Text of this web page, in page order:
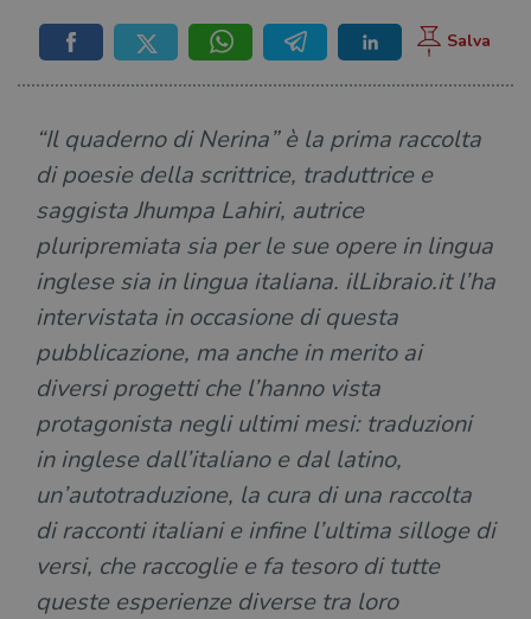
“Il quaderno di Nerina” è la prima raccolta
di poesie della scrittrice, traduttrice e
saggista Jhumpa Lahiri, autrice
pluripremiata sia per le sue opere in lingua
inglese sia in lingua italiana. ilLibraio.it l’ha
intervistata in occasione di questa
pubblicazione, ma anche in merito ai
diversi progetti che l’hanno vista
protagonista negli ultimi mesi: traduzioni
in inglese dall’italiano e dal latino,
un’autotraduzione, la cura di una raccolta
di racconti italiani e infine l’ultima silloge di
versi, che raccoglie e fa tesoro di tutte
queste esperienze diverse tra loro